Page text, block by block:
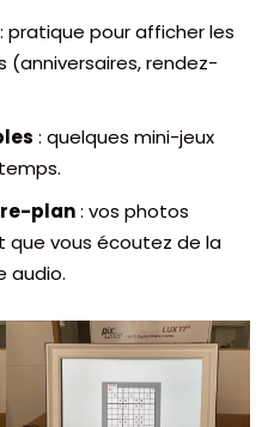
: pratique pour afficher les
rendez-
: quelques mini-jeux
plan: vos photos
vous écoutez de la
audio.